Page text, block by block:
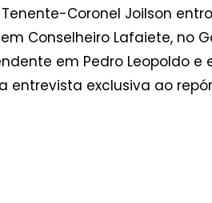
Coronel Joilson
Conselheiro Lafaiete, no
em Pedro Leopoldo
exclusiva ao